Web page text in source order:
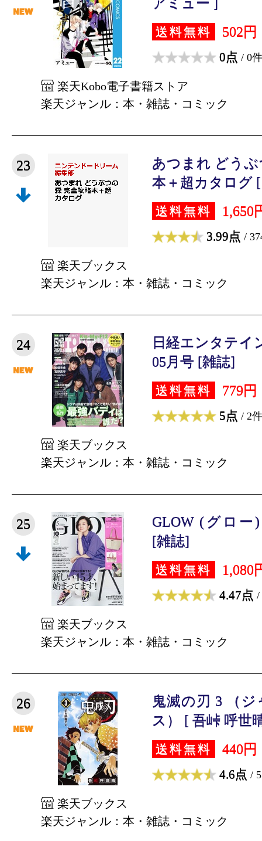
送料無料 502円
0点 / 0件
楽天Kobo電子書籍ストア
楽天ジャンル：本・雑誌・コミック
23
あつまれ どう
本＋超カタログ
送料無料 1,650
3.99点 /
楽天ブックス
楽天ジャンル：本・雑誌・コミック
24
日経エンタテイ
05月号 [雑誌]
送料無料 779円
5点 / 2件
楽天ブックス
楽天ジャンル：本・雑誌・コミック
25
GLOW (グロー
[雑誌]
送料無料 1,080
4.47点 /
楽天ブックス
楽天ジャンル：本・雑誌・コミック
26
鬼滅の刃 3 （
ス） [ 吾峠 呼世
送料無料 440円
4.6点 /
楽天ブックス
楽天ジャンル：本・雑誌・コミック